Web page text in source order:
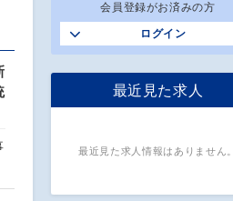
会員登録がお済みの方
ログイン
最近見た求人
最近見た求人情報はありません。